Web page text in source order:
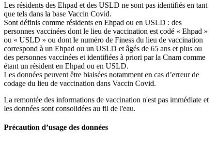
Les résidents des Ehpad et des USLD ne sont pas identifiés en tant
que tels dans la base Vaccin Covid.
Sont définis comme résidents en Ehpad ou en USLD : des
personnes vaccinées dont le lieu de vaccination est codé « Ehpad »
ou « USLD » ou dont le numéro de Finess du lieu de vaccination
correspond à un Ehpad ou un USLD et âgés de 65 ans et plus ou
des personnes vaccinées et identifiées à priori par la Cnam comme
étant un résident en Ehpad ou en USLD.
Les données peuvent être biaisées notamment en cas d’erreur de
codage du lieu de vaccination dans Vaccin Covid.
La remontée des informations de vaccination n'est pas immédiate et
les données sont consolidées au fil de l'eau.
Précaution d’usage des données